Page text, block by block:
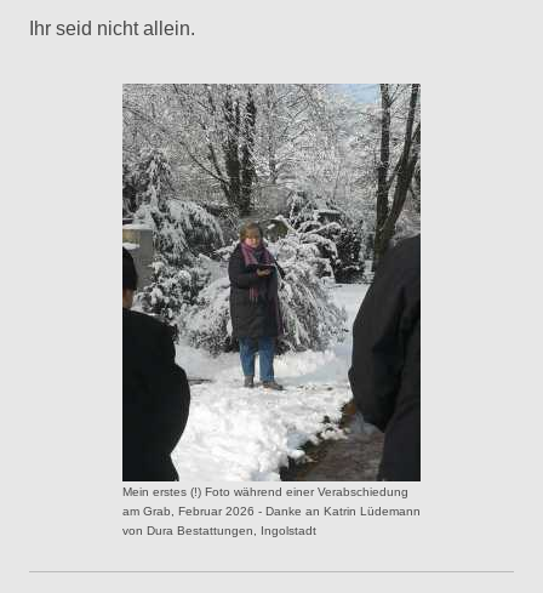
Ihr seid nicht allein.
Mein erstes (!) Foto während einer Verabschiedung
am Grab, Februar 2026 - Danke an Katrin Lüdemann
von Dura Bestattungen, Ingolstadt